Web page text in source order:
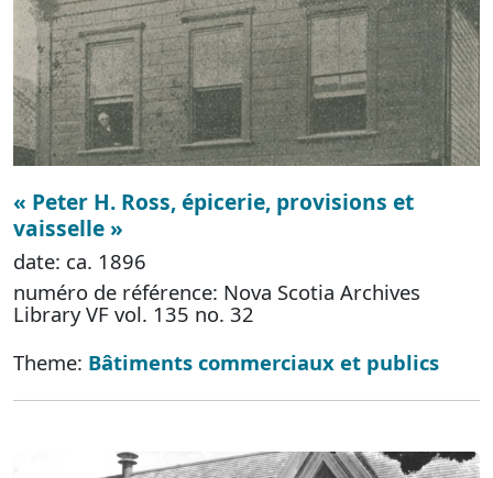
« Peter H. Ross, épicerie, provisions et
vaisselle »
date: ca. 1896
numéro de référence: Nova Scotia Archives
Library VF vol. 135 no. 32
Theme: Bâtiments commerciaux et publics